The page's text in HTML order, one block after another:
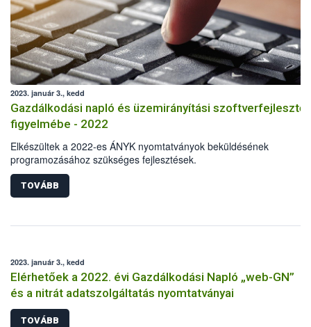
2023. január 3., kedd
Gazdálkodási napló és üzemirányítási
figyelmébe - 2022
Elkészültek a 2022-es ÁNYK nyomtatványok beküldésének
programozásához szükséges fejlesztések.
TOVÁBB
2023. január 3., kedd
Elérhetőek a 2022. évi Gazdálkodási Napló „web-GN”
és a nitrát adatszolgáltatás nyomtatványai
TOVÁBB